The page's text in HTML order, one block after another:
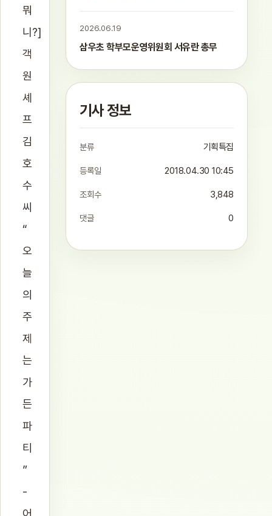
뭐
니?]
객
원
셰
프
김
호
수
씨
“
오
늘
의
주
제
는
가
든
파
티
”
-
어
2026.06.19
삼우초 학부모운영위원회 서유란 총무
기사 정보
분류 기획특집
등록일 2018.04.30 10:45
조회수 3,848
댓글 0